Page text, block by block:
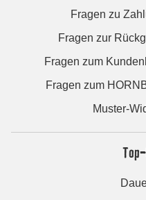
Fragen zu
Fragen zur
Fragen zum
Fragen zum
Muster-